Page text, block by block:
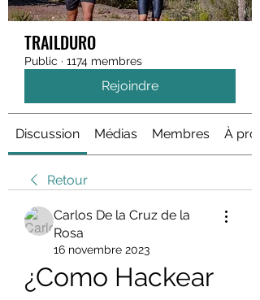
TRAILDURO
Public · 1174 membres
Rejoindre
Discussion Médias Membres À
Retour
Carlos De la Cruz de la
Rosa
16 novembre 2023
¿Como Hackear